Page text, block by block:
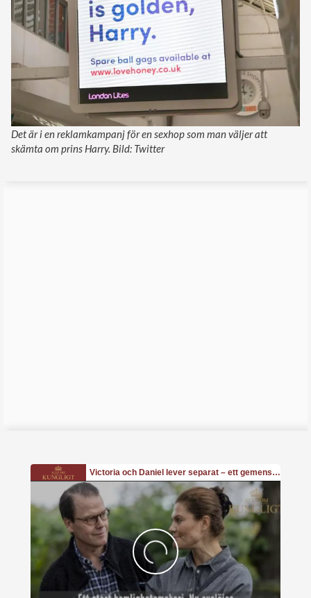
Det är i en reklamkampanj för en sexhop som man väljer att
skämta om prins Harry. Bild: Twitter